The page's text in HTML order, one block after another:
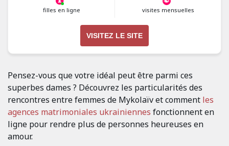
filles en ligne visites mensuelles
VISITEZ LE SITE
Pensez-vous que votre idéal peut être parmi ces
superbes dames ? Découvrez les particularités des
rencontres entre femmes de Mykolaïv et comment les
agences matrimoniales ukrainiennes fonctionnent en
ligne pour rendre plus de personnes heureuses en
amour.